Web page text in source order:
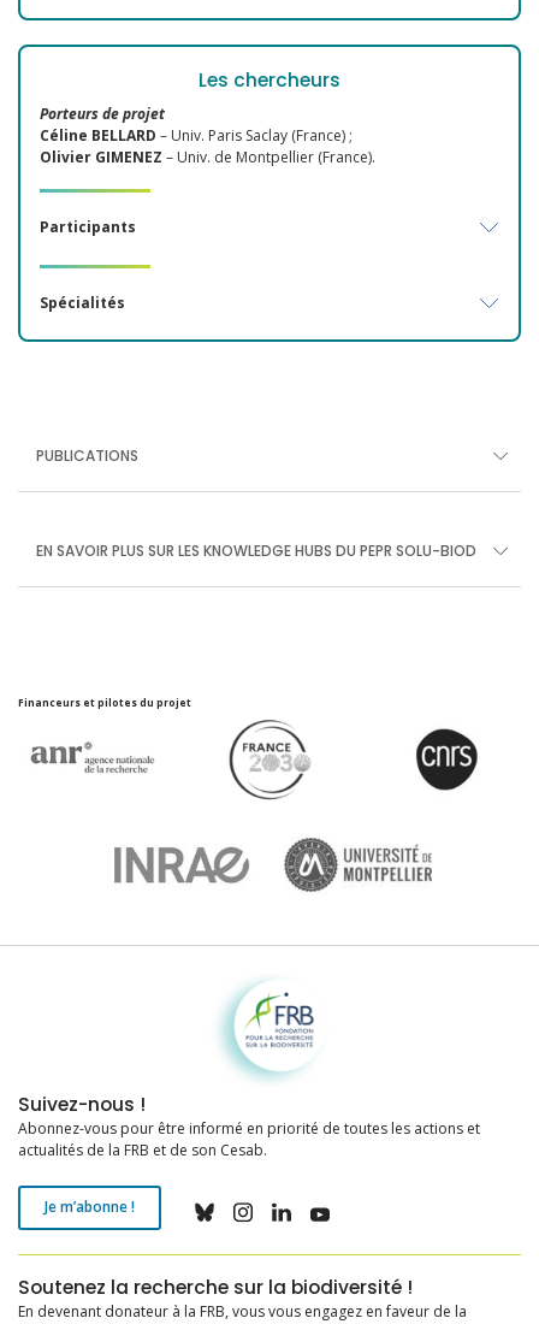
Les chercheurs
Porteurs de projet
Céline BELLARD – Univ. Paris Saclay (France) ;
Olivier GIMENEZ – Univ. de Montpellier (France).
Participants
Spécialités
PUBLICATIONS
EN SAVOIR PLUS SUR LES KNOWLEDGE HUBS DU PEPR SOLU-BIOD
Financeurs et pilotes du projet
Fondation pour la recherche sur la biodiversité
Suivez-nous !
Abonnez-vous pour être informé en priorité de toutes les actions et
actualités de la FRB et de son Cesab.
Je m’abonne !
Soutenez la recherche sur la biodiversité !
En devenant donateur à la FRB, vous vous engagez en faveur de la